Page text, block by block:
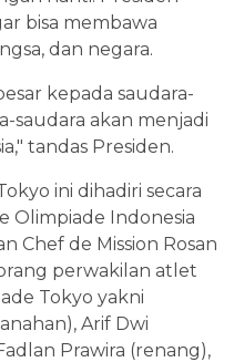
bisa membawa
dan negara.
kepada saudara-
saudara akan menjadi
tandas Presiden.
ini dihadiri secara
Olimpiade Indonesia
Chef de Mission Rosan
perwakilan atlet
Tokyo yakni
Arif Dwi
Prawira (renang),